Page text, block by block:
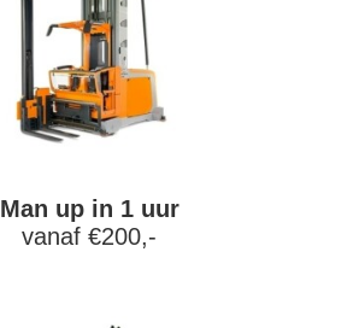
Man up in 1 uur
vanaf €200,-